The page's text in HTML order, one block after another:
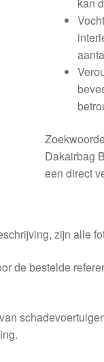
kan
Dakairbag
een direct
zijn alle
de bestelde